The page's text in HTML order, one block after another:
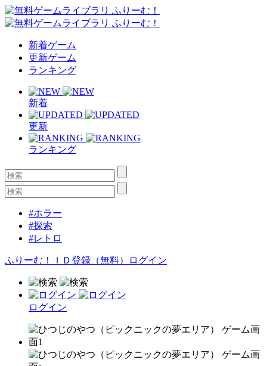
新着ゲーム
更新ゲーム
ランキング
新着
更新
ランキング
#ホラー
#探索
#レトロ
ふりーむ！ＩＤ登録（無料） ログイン
ログイン